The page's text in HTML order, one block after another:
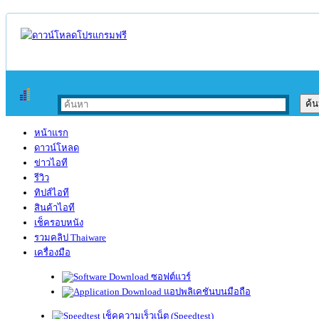
หน้าแรก
ดาวน์โหลด
ข่าวไอที
รีวิว
ทิปส์ไอที
สินค้าไอที
เช็ครอบหนัง
รวมคลิป Thaiware
เครื่องมือ
ซอฟต์แวร์
แอปพลิเคชันบนมือถือ
เช็คความเร็วเน็ต (Speedtest)